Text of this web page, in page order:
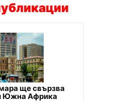
ще свързва
Южна Африка